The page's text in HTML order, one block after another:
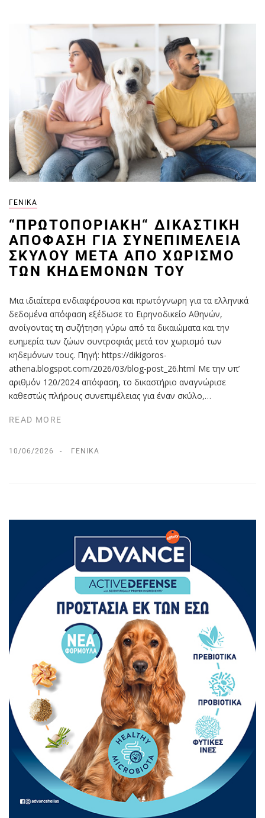
ΓΕΝΙΚΆ
“ΠΡΩΤΟΠΟΡΙΑΚΉ“ ΔΙΚΑΣΤΙΚΉ
ΑΠΌΦΑΣΗ ΓΙΑ ΣΥΝΕΠΙΜΈΛΕΙΑ
ΣΚΎΛΟΥ ΜΕΤΆ ΑΠΌ ΧΩΡΙΣΜΌ
ΤΩΝ ΚΗΔΕΜΌΝΩΝ ΤΟΥ
Μια ιδιαίτερα ενδιαφέρουσα και πρωτόγνωρη για τα ελληνικά
δεδομένα απόφαση εξέδωσε το Ειρηνοδικείο Αθηνών,
ανοίγοντας τη συζήτηση γύρω από τα δικαιώματα και την
ευημερία των ζώων συντροφιάς μετά τον χωρισμό των
κηδεμόνων τους. Πηγή: https://dikigoros-
athena.blogspot.com/2026/03/blog-post_26.html Με την υπ’
αριθμόν 120/2024 απόφαση, το δικαστήριο αναγνώρισε
καθεστώς πλήρους συνεπιμέλειας για έναν σκύλο,…
READ MORE
10/06/2026 ΓΕΝΙΚΆ